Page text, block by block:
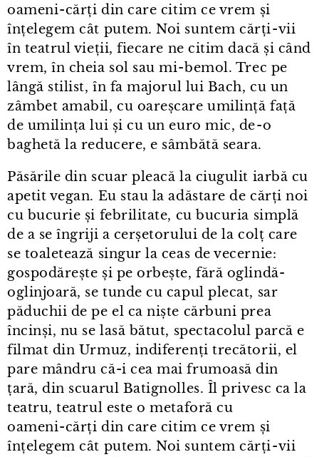
oameni⁠-⁠cărți din care citim ce vrem și
înțelegem cât putem. Noi suntem cărți⁠-⁠vii
în teatrul vieții, fiecare ne citim dacă și când
vrem, în cheia sol sau mi⁠-⁠bemol. Trec pe
lângă stilist, în fa majorul lui Bach, cu un
zâmbet amabil, cu oareșcare umilință față
de umilința lui și cu un euro mic, de⁠-⁠o
baghetă la reducere, e sâmbătă seara.
Păsările din scuar pleacă la ciugulit iarbă cu
apetit vegan. Eu stau la adăstare de cărți noi
cu bucurie și febrilitate, cu bucuria simplă
de a se îngriji a cerșetorului de la colț care
se toaletează singur la ceas de vecernie:
gospodărește și pe orbește, fără oglindă-
oglinjoară, se tunde cu capul plecat, sar
păduchii de pe el ca niște cărbuni prea
încinși, nu se lasă bătut, spectacolul parcă e
filmat din Urmuz, indiferenți trecătorii, el
pare mândru că-i cea mai frumoasă din
țară, din scuarul Batignolles. Îl privesc ca la
teatru, teatrul este o metaforă cu
oameni⁠-⁠cărți din care citim ce vrem și
înțelegem cât putem. Noi suntem cărți⁠-⁠vii